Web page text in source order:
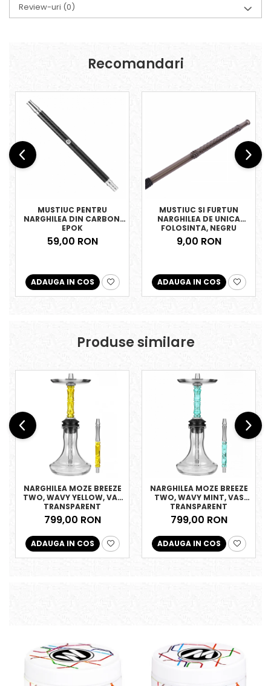
Review-uri (0)
Recomandari
MUSTIUC PENTRU
NARGHILEA DIN CARBON,
EPOK
59,00 RON
ADAUGA IN COS
MUSTIUC SI FURTUN
NARGHILEA DE UNICA
FOLOSINTA, NEGRU
9,00 RON
ADAUGA IN COS
Produse similare
NARGHILEA MOZE BREEZE
TWO, WAVY YELLOW, VAS
TRANSPARENT
799,00 RON
ADAUGA IN COS
NARGHILEA MOZE BREEZE
TWO, WAVY MINT, VAS
TRANSPARENT
799,00 RON
ADAUGA IN COS